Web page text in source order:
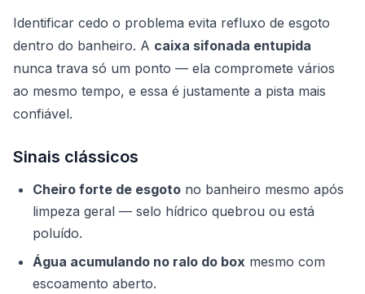
Identificar cedo o problema evita refluxo de esgoto
dentro do banheiro. A caixa sifonada entupida
nunca trava só um ponto — ela compromete vários
ao mesmo tempo, e essa é justamente a pista mais
confiável.
Sinais clássicos
Cheiro forte de esgoto no banheiro mesmo após
limpeza geral — selo hídrico quebrou ou está
poluído.
Água acumulando no ralo do box mesmo com
escoamento aberto.